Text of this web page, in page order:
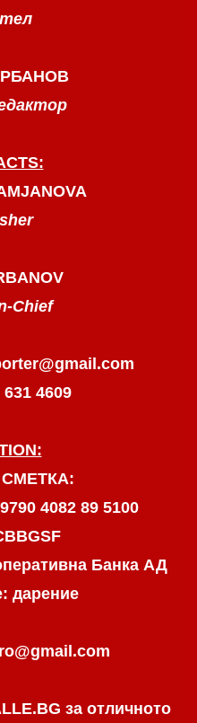
Chief
4609
4082 89 5100
Банка АД
дарение
за отличното